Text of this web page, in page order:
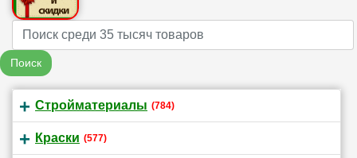
Name
Поиск
Стройматериалы (784)
Краски (577)